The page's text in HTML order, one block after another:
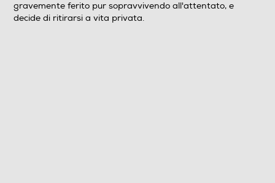
Area Geografica del articolo
gravemente ferito pur sopravvivendo all'attentato, e
decide di ritirarsi a vita privata.